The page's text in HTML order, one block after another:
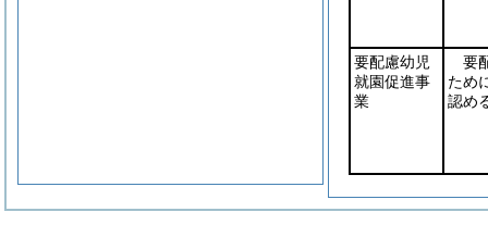
要配慮幼児
就園促進事
業
要
ため
認め